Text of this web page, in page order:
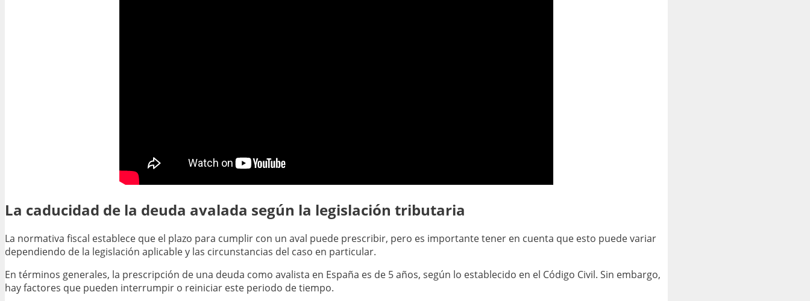
La caducidad de la deuda avalada según la legislación tributaria
La normativa fiscal establece que el plazo para cumplir con un aval puede prescribir, pero es importante tener en cuenta que esto puede variar
dependiendo de la legislación aplicable y las circunstancias del caso en particular.
En términos generales, la prescripción de una deuda como avalista en España es de 5 años, según lo establecido en el Código Civil. Sin embargo,
hay factores que pueden interrumpir o reiniciar este periodo de tiempo.